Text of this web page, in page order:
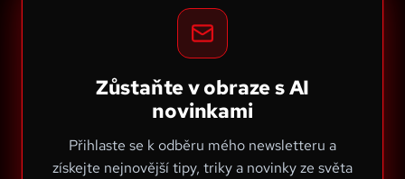
Zůstaňte v obraze s AI
novinkami
Přihlaste se k odběru mého newsletteru a
získejte nejnovější tipy, triky a novinky ze světa